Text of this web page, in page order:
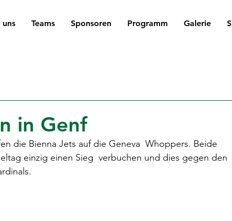
uns Teams Sponsoren Programm Galerie
in Genf
die Bienna Jets auf die Geneva  Whoppers. Beide
einzig einen Sieg  verbuchen und dies gegen den